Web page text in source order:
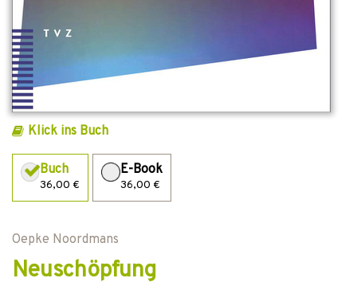
Klick ins Buch
Buch
36,00 €
E-Book
36,00 €
Oepke Noordmans
Neuschöpfung